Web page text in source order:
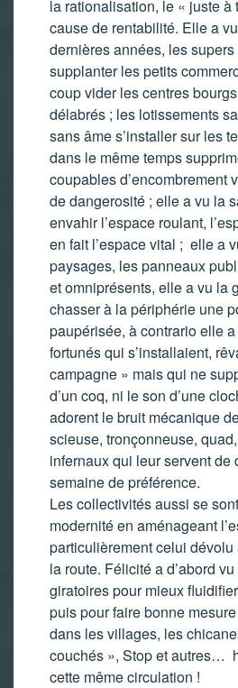
la rationalisation, le « juste à
cause de rentabilité. Elle a
dernières années, les
supplanter les petits
coup vider les centres
délabrés ; les lotissements
sans âme s’installer sur les
dans le même temps
coupables d’encombrement
de dangerosité ; elle a vu la
envahir l’espace roulant,
en fait l’espace vital ; elle a
paysages, les panneaux
et omniprésents, elle a vu la
chasser à la périphérie une
paupérisée, à contrario elle
fortunés qui s’installaient,
campagne » mais qui ne
d’un coq, ni le son d’une
adorent le bruit mécanique
scieuse, tronçonneuse,
infernaux qui leur servent de
semaine de préférence.
Les collectivités aussi se
modernité en aménageant
particulièrement celui
la route. Félicité a d’abord
giratoires pour mieux
puis pour faire bonne
dans les villages, les
couchés », Stop et autres…
cette même circulation !